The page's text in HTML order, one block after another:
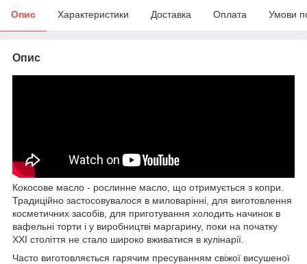
Опис Характеристики Доставка Оплата Умови
Опис
Кокосове масло - рослинне масло, що отримується з копри.
Традиційно застосовувалося в миловарінні, для виготовлення
косметичних засобів, для приготування холодить начинок в
вафельні торти і у виробництві маргарину, поки на початку
XXI століття не стало широко вживатися в кулінарії.
Часто виготовляється гарячим пресуванням свіжої висушеної